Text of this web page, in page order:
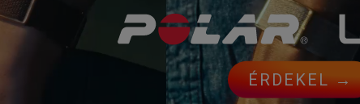
ÉRDEKEL →